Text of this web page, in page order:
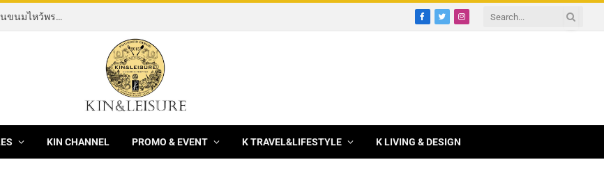
[News] THE ROCKING HORSE OF RESILIENCE คอลเลกชันขนมไหว้พระจันทร์ mooncake ประจำปี 2569 จากBanyan Tree Bangkok 1 สิงหาคม – 25 กันยายน 2569
Facebook
TwitterInstagram
KIN CHANNEL PROMO & EVENT K TRAVEL&LIFESTYLE K LIVING & DESIGN